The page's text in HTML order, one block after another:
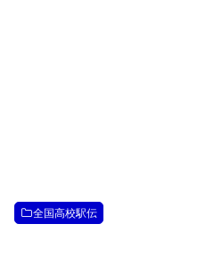
全国高校駅伝